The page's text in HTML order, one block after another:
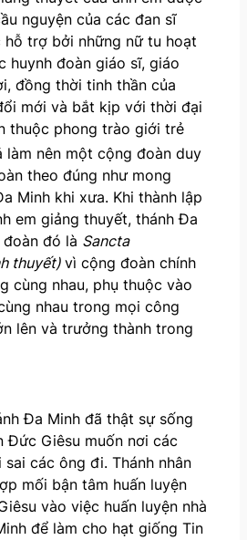
nguyện của các đan sĩ
hỗ trợ bởi những nữ tu hoạt
huynh đoàn giáo sĩ, giáo
đồng thời tinh thần của
mới và bắt kịp với thời đại
thuộc phong trào giới trẻ
làm nên một cộng đoàn duy
theo đúng như mong
Minh khi xưa. Khi thành lập
em giảng thuyết, thánh Đa
đó là Sancta
thuyết)vì cộng đoàn chính
cùng nhau, phụ thuộc vào
nhau trong mọi công
lên và trưởng thành trong
Đa Minh đã thật sự sống
Đức Giêsu muốn nơi các
các ông đi. Thánh nhân
mối bận tâm huấn luyện
vào việc huấn luyện nhà
để làm cho hạt giống Tin